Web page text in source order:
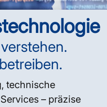
technische
– präzise